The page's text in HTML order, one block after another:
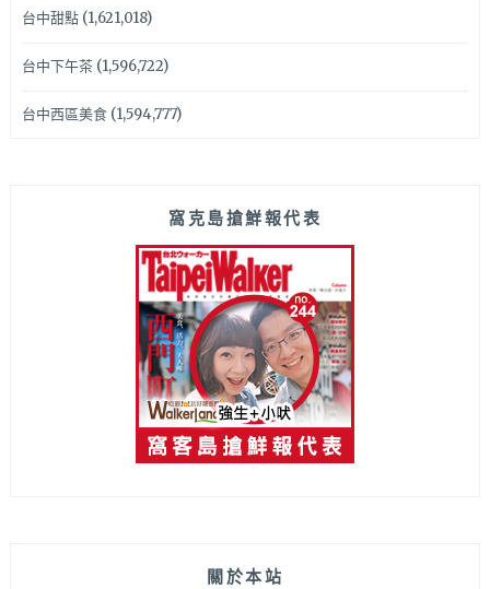
台中甜點(1,621,018)
台中下午茶(1,596,722)
台中西區美食(1,594,777)
窩克島搶鮮報代表
關於本站